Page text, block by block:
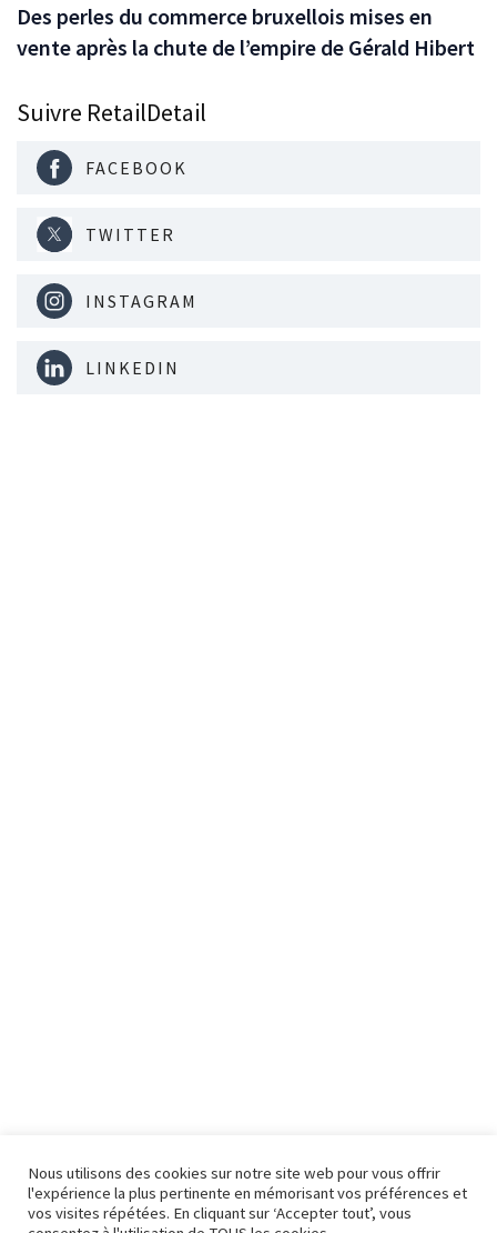
Des perles du commerce bruxellois mises en
vente après la chute de l’empire de Gérald Hibert
Suivre RetailDetail
FACEBOOK
TWITTER
INSTAGRAM
LINKEDIN
Nous utilisons des cookies sur notre site web pour vous offrir
l'expérience la plus pertinente en mémorisant vos préférences et
vos visites répétées. En cliquant sur ‘Accepter tout’, vous